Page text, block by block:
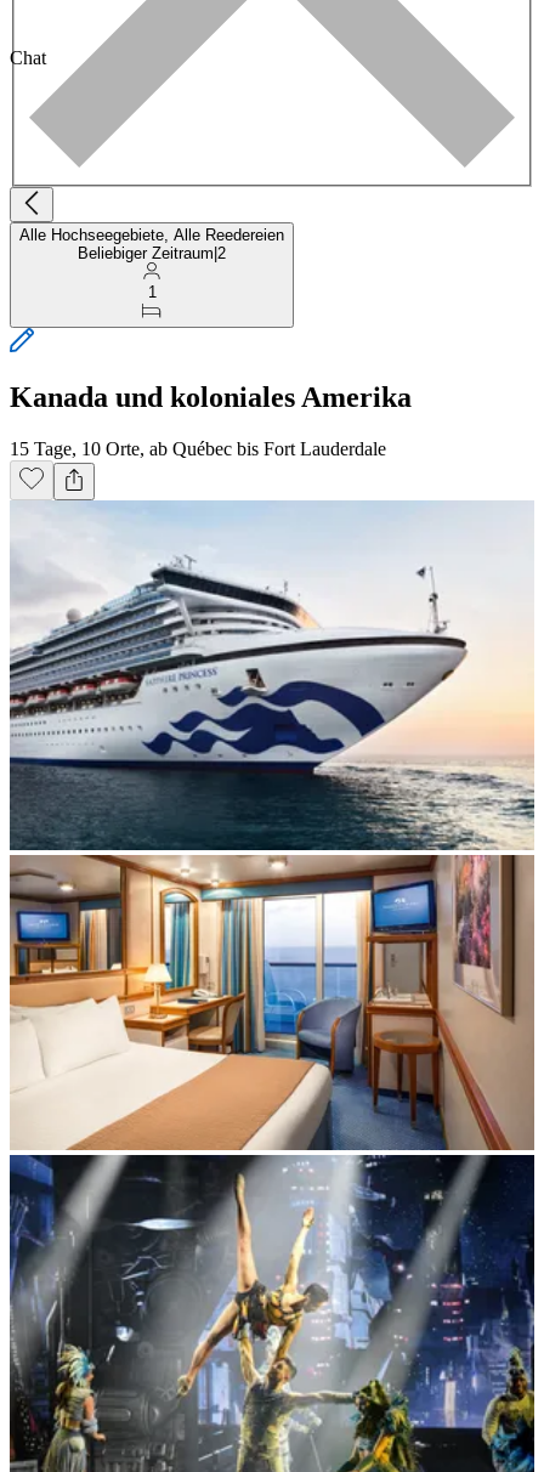
Chat
Alle Hochseegebiete, Alle Reedereien
Beliebiger Zeitraum 2
1
Kanada und koloniales Amerika
15 Tage, 10 Orte, ab Québec bis Fort Lauderdale